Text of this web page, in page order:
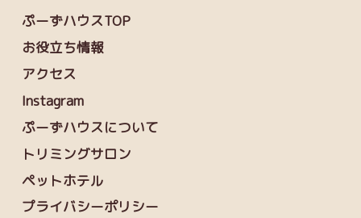
ぷーずハウスTOP
お役立ち情報
アクセス
Instagram
ぷーずハウスについて
トリミングサロン
ペットホテル
プライバシーポリシー